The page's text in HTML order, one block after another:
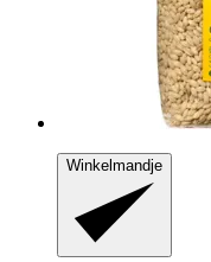
Winkelmandje